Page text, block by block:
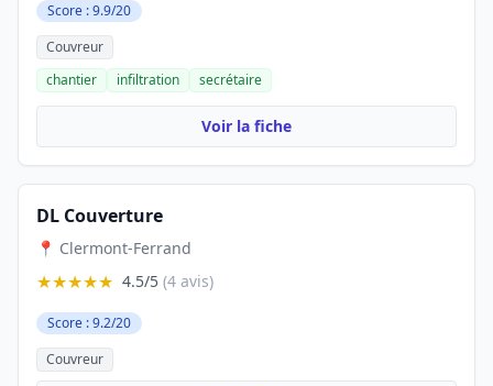
Score : 9.9/20
Couvreur
chantier
infiltration secrétaire
Voir la fiche
DL Couverture
📍 Clermont-Ferrand
★★★★★ 4.5/5 (4 avis)
Score : 9.2/20
Couvreur